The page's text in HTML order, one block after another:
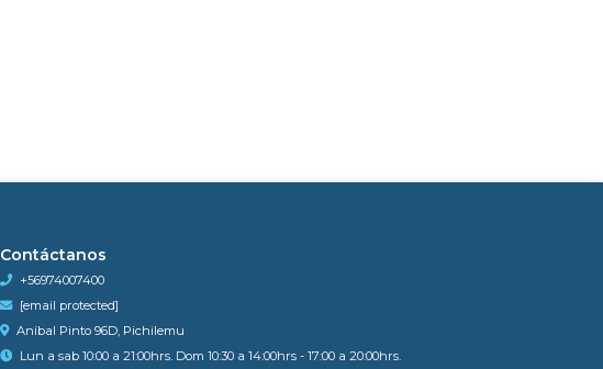
Contáctanos
+56974007400
[email protected]
Aníbal Pinto 96D, Pichilemu
Lun a sab 10:00 a 21:00hrs. Dom 10:30 a 14:00hrs - 17:00 a 20:00hrs.